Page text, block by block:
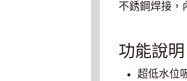
不銹鋼焊接，
功能說明
超低水位